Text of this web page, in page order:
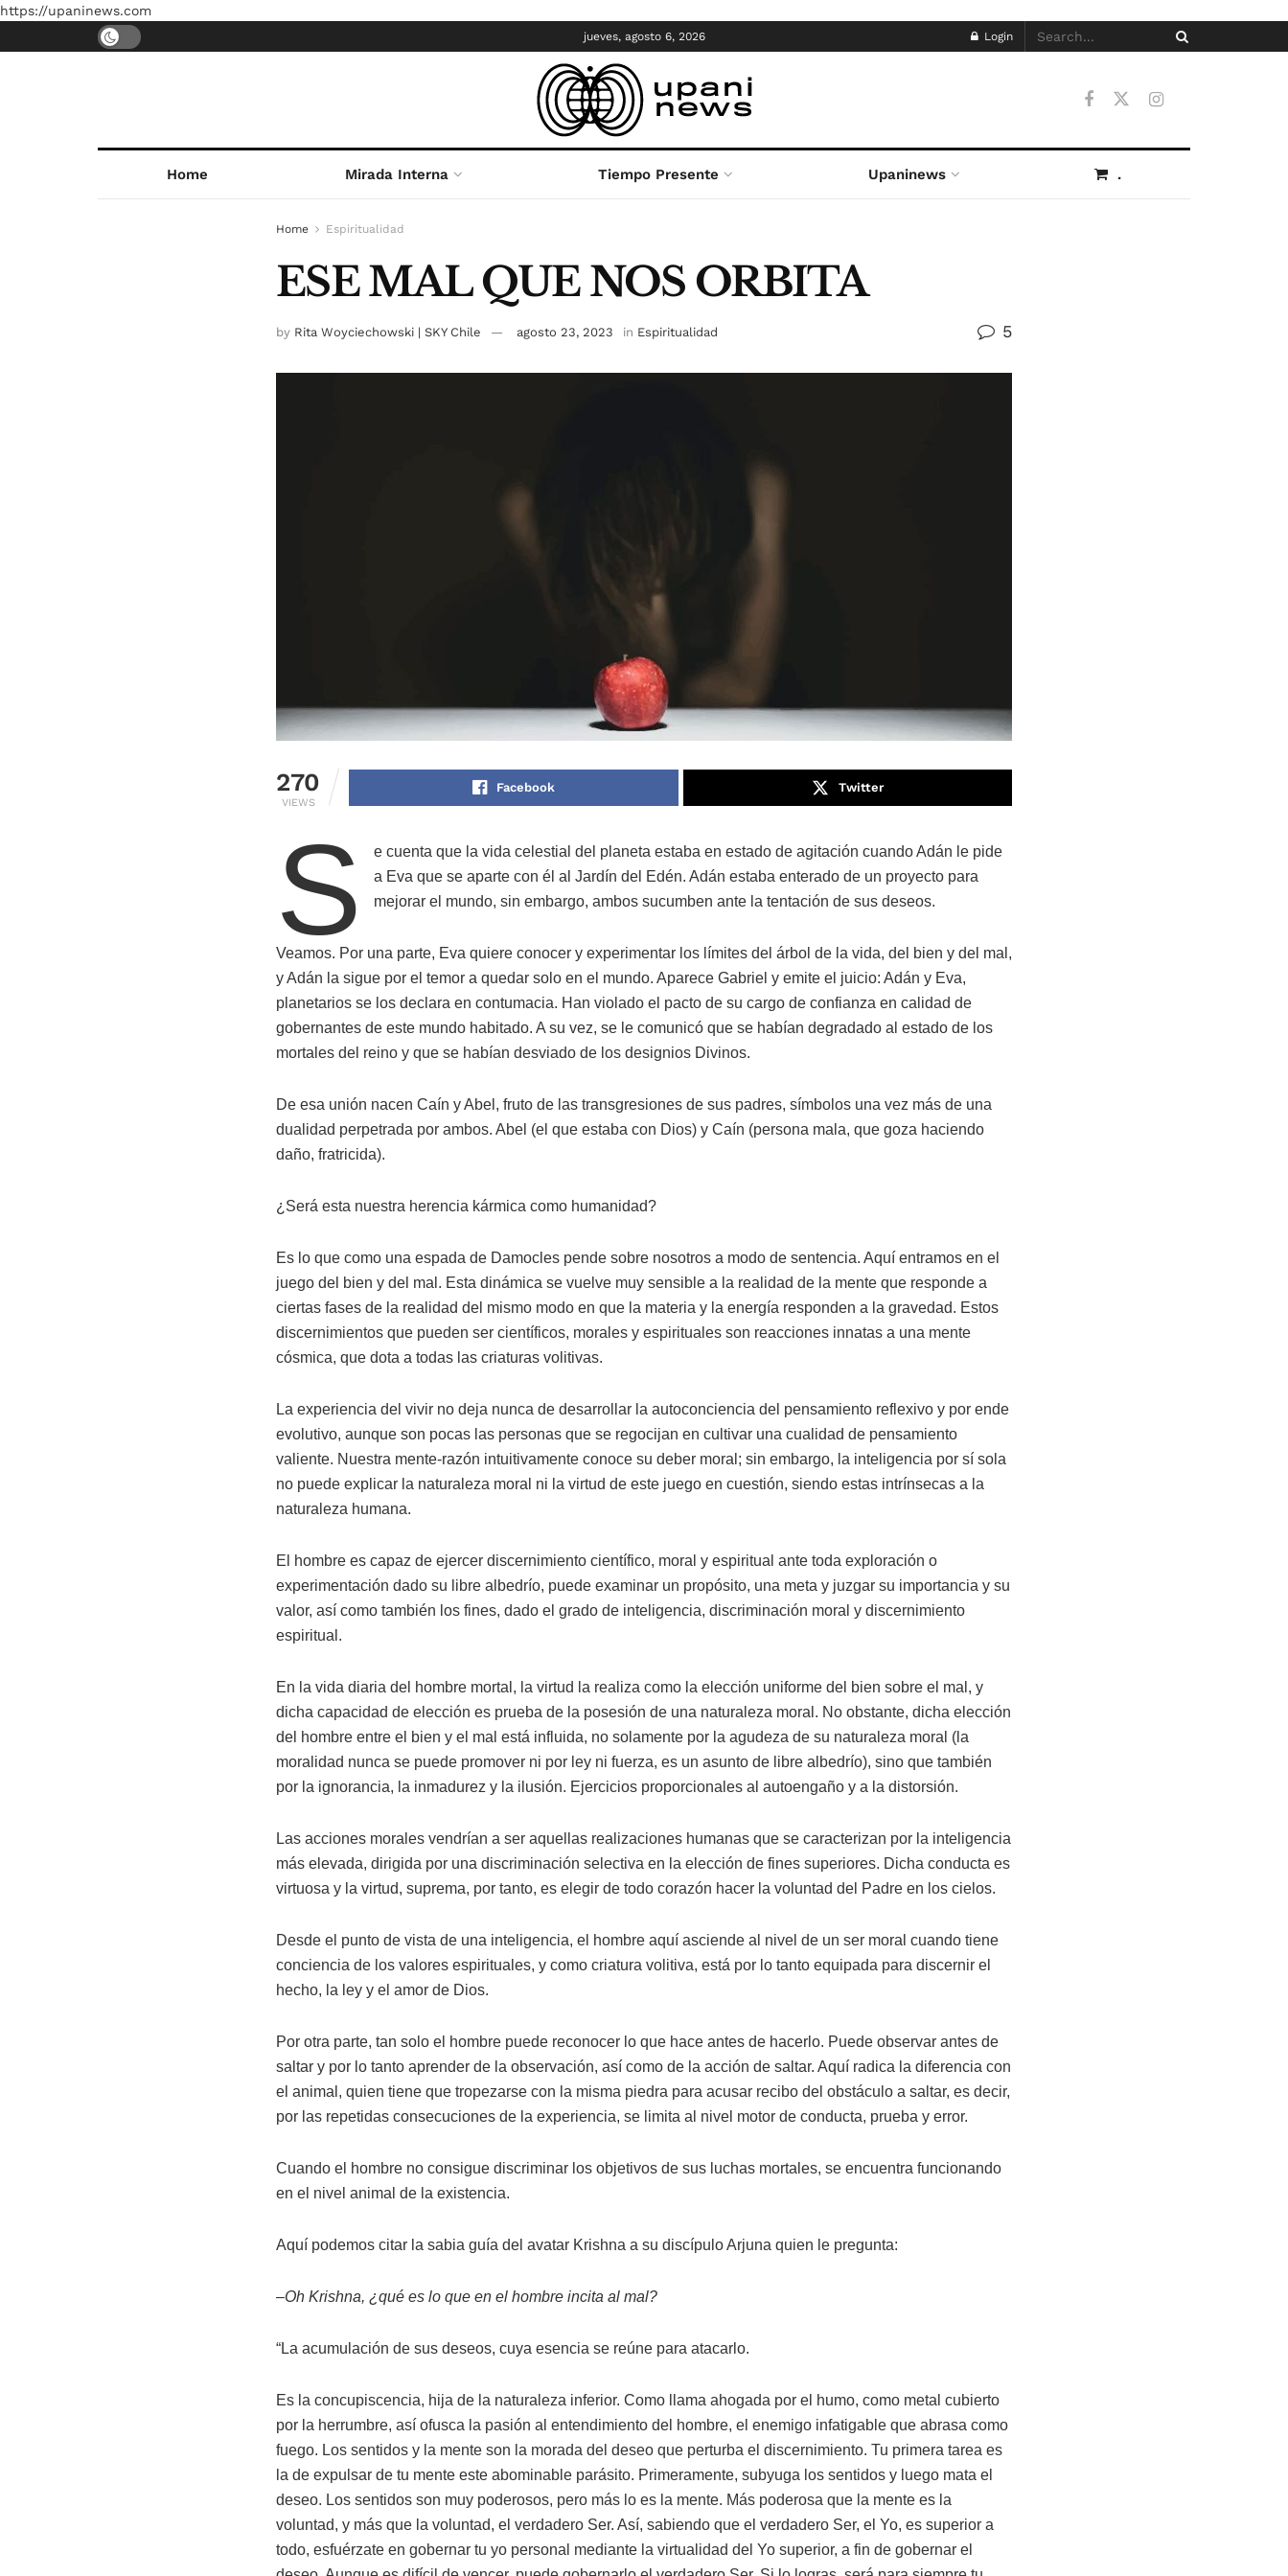
https://upaninews.com
jueves, agosto 6, 2026 Login
Home Mirada Interna Tiempo Presente Upaninews .
Home Espiritualidad
ESE MAL QUE NOS ORBITA
by Rita Woyciechowski | SKY Chile agosto 23, 2023 in Espiritualidad 5
270
VIEWS
Facebook Twitter
S
e cuenta que la vida celestial del planeta estaba en estado de agitación cuando Adán le pide
a Eva que se aparte con él al Jardín del Edén. Adán estaba enterado de un proyecto para
mejorar el mundo, sin embargo, ambos sucumben ante la tentación de sus deseos.
Veamos. Por una parte, Eva quiere conocer y experimentar los límites del árbol de la vida, del bien y del mal,
y Adán la sigue por el temor a quedar solo en el mundo. Aparece Gabriel y emite el juicio: Adán y Eva,
planetarios se los declara en contumacia. Han violado el pacto de su cargo de confianza en calidad de
gobernantes de este mundo habitado. A su vez, se le comunicó que se habían degradado al estado de los
mortales del reino y que se habían desviado de los designios Divinos.
De esa unión nacen Caín y Abel, fruto de las transgresiones de sus padres, símbolos una vez más de una
dualidad perpetrada por ambos. Abel (el que estaba con Dios) y Caín (persona mala, que goza haciendo
daño, fratricida).
¿Será esta nuestra herencia kármica como humanidad?
Es lo que como una espada de Damocles pende sobre nosotros a modo de sentencia. Aquí entramos en el
juego del bien y del mal. Esta dinámica se vuelve muy sensible a la realidad de la mente que responde a
ciertas fases de la realidad del mismo modo en que la materia y la energía responden a la gravedad. Estos
discernimientos que pueden ser científicos, morales y espirituales son reacciones innatas a una mente
cósmica, que dota a todas las criaturas volitivas.
La experiencia del vivir no deja nunca de desarrollar la autoconciencia del pensamiento reflexivo y por ende
evolutivo, aunque son pocas las personas que se regocijan en cultivar una cualidad de pensamiento
valiente. Nuestra mente-razón intuitivamente conoce su deber moral; sin embargo, la inteligencia por sí sola
no puede explicar la naturaleza moral ni la virtud de este juego en cuestión, siendo estas intrínsecas a la
naturaleza humana.
El hombre es capaz de ejercer discernimiento científico, moral y espiritual ante toda exploración o
experimentación dado su libre albedrío, puede examinar un propósito, una meta y juzgar su importancia y su
valor, así como también los fines, dado el grado de inteligencia, discriminación moral y discernimiento
espiritual.
En la vida diaria del hombre mortal, la virtud la realiza como la elección uniforme del bien sobre el mal, y
dicha capacidad de elección es prueba de la posesión de una naturaleza moral. No obstante, dicha elección
del hombre entre el bien y el mal está influida, no solamente por la agudeza de su naturaleza moral (la
moralidad nunca se puede promover ni por ley ni fuerza, es un asunto de libre albedrío), sino que también
por la ignorancia, la inmadurez y la ilusión. Ejercicios proporcionales al autoengaño y a la distorsión.
Las acciones morales vendrían a ser aquellas realizaciones humanas que se caracterizan por la inteligencia
más elevada, dirigida por una discriminación selectiva en la elección de fines superiores. Dicha conducta es
virtuosa y la virtud, suprema, por tanto, es elegir de todo corazón hacer la voluntad del Padre en los cielos.
Desde el punto de vista de una inteligencia, el hombre aquí asciende al nivel de un ser moral cuando tiene
conciencia de los valores espirituales, y como criatura volitiva, está por lo tanto equipada para discernir el
hecho, la ley y el amor de Dios.
Por otra parte, tan solo el hombre puede reconocer lo que hace antes de hacerlo. Puede observar antes de
saltar y por lo tanto aprender de la observación, así como de la acción de saltar. Aquí radica la diferencia con
el animal, quien tiene que tropezarse con la misma piedra para acusar recibo del obstáculo a saltar, es decir,
por las repetidas consecuciones de la experiencia, se limita al nivel motor de conducta, prueba y error.
Cuando el hombre no consigue discriminar los objetivos de sus luchas mortales, se encuentra funcionando
en el nivel animal de la existencia.
Aquí podemos citar la sabia guía del avatar Krishna a su discípulo Arjuna quien le pregunta:
–Oh Krishna, ¿qué es lo que en el hombre incita al mal?
“La acumulación de sus deseos, cuya esencia se reúne para atacarlo.
Es la concupiscencia, hija de la naturaleza inferior. Como llama ahogada por el humo, como metal cubierto
por la herrumbre, así ofusca la pasión al entendimiento del hombre, el enemigo infatigable que abrasa como
fuego. Los sentidos y la mente son la morada del deseo que perturba el discernimiento. Tu primera tarea es
la de expulsar de tu mente este abominable parásito. Primeramente, subyuga los sentidos y luego mata el
deseo. Los sentidos son muy poderosos, pero más lo es la mente. Más poderosa que la mente es la
voluntad, y más que la voluntad, el verdadero Ser. Así, sabiendo que el verdadero Ser, el Yo, es superior a
todo, esfuérzate en gobernar tu yo personal mediante la virtualidad del Yo superior, a fin de gobernar el